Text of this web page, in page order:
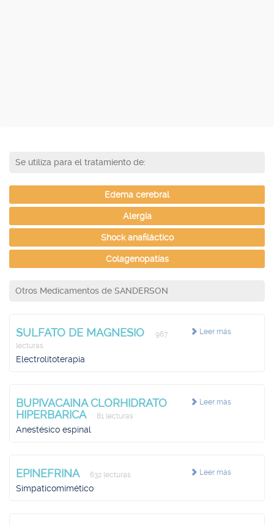
Se utiliza para el tratamiento de:
Edema cerebral
Alergia
Shock anafiláctico
Colagenopatías
Otros Medicamentos de SANDERSON
Leer más
SULFATO DE MAGNESIO
967
lecturas
Electrolitoterapia
Leer más
BUPIVACAINA CLORHIDRATO
HIPERBARICA
81 lecturas
Anestésico espinal
Leer más
EPINEFRINA 632 lecturas
Simpaticomimético